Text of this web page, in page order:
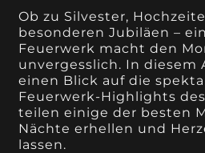
Ob zu Silvester,
besonderen Jubiläen –
Feuerwerk macht den
unvergesslich. In diesem
einen Blick auf die
Feuerwerk-Highlights
teilen einige der besten
Nächte erhellen und
lassen.